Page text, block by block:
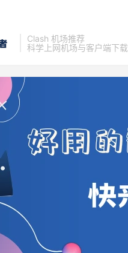
Clash 机场推荐
科学上网机场与客户端下载